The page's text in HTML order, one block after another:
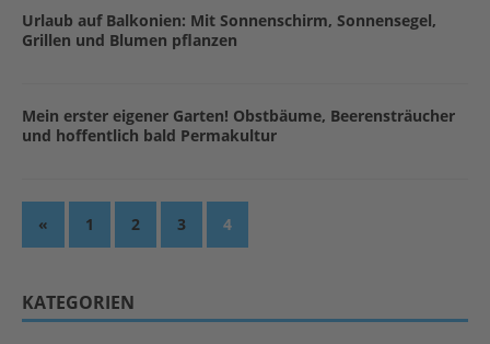
Urlaub auf Balkonien: Mit Sonnenschirm, Sonnensegel,
Grillen und Blumen pflanzen
Mein erster eigener Garten! Obstbäume, Beerensträucher
und hoffentlich bald Permakultur
« 1 2 3 4
KATEGORIEN